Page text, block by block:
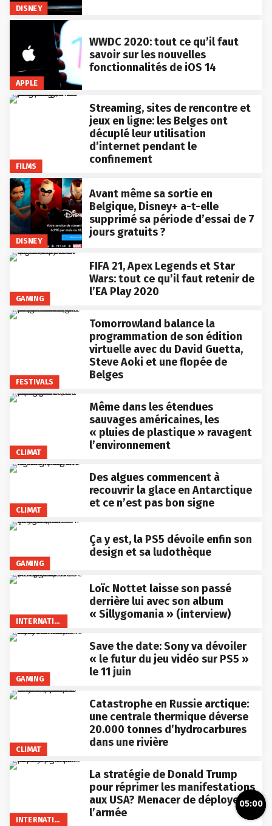
DISNEY
APPLE
WWDC 2020: tout ce qu’il faut
savoir sur les nouvelles
fonctionnalités de iOS 14
FILMS
Streaming, sites de rencontre et
jeux en ligne: les Belges ont
décuplé leur utilisation
d’internet pendant le
confinement
DISNEY
Avant même sa sortie en
Belgique, Disney+ a-t-elle
supprimé sa période d’essai de 7
jours gratuits ?
GAMING
FIFA 21, Apex Legends et Star
Wars: tout ce qu’il faut retenir de
l’EA Play 2020
FESTIVALS
Tomorrowland balance la
programmation de son édition
virtuelle avec du David Guetta,
Steve Aoki et une flopée de
Belges
CLIMAT
Même dans les étendues
sauvages américaines, les
« pluies de plastique » ravagent
l’environnement
CLIMAT
Des algues commencent à
recouvrir la glace en Antarctique
et ce n’est pas bon signe
GAMING
Ça y est, la PS5 dévoile enfin son
design et sa ludothèque
INTERNATIONAL
Loïc Nottet laisse son passé
derrière lui avec son album
« Sillygomania » (interview)
GAMING
Save the date: Sony va dévoiler
« le futur du jeu vidéo sur PS5 »
le 11 juin
CLIMAT
Catastrophe en Russie arctique:
une centrale thermique déverse
20.000 tonnes d’hydrocarbures
dans une rivière
INTERNATIONAL
La stratégie de Donald Trump
pour réprimer les manifestations
aux USA? Menacer de déployer
l’armée
05:00